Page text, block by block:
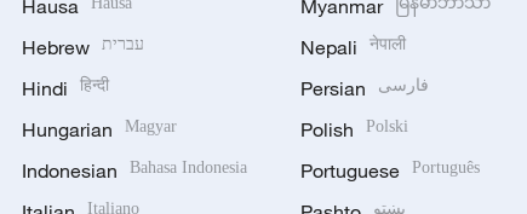
Hausa
Hebrew עברית
Hindi हिन्दी
Hungarian Magyar
Indonesian Bahasa Indonesia
Italiano
Myanmar
Nepali नेपाली
Persian فارسی
Polish Polski
Portuguese Português
پښتو